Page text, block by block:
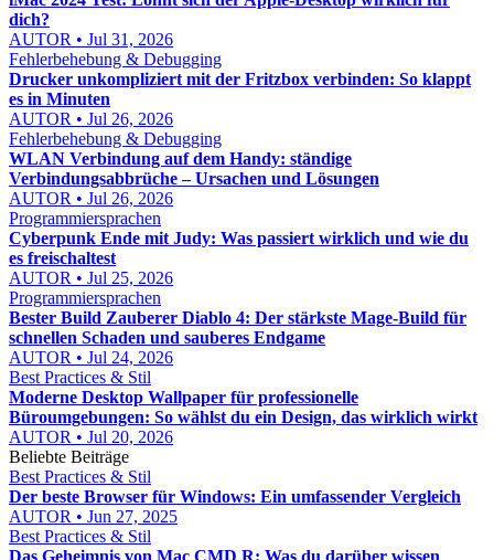
dich?
AUTOR • Jul 31, 2026
Fehlerbehebung & Debugging
Drucker unkompliziert mit der Fritzbox verbinden: So klappt
es in Minuten
AUTOR • Jul 26, 2026
Fehlerbehebung & Debugging
WLAN Verbindung auf dem Handy: ständige
Verbindungsabbrüche – Ursachen und Lösungen
AUTOR • Jul 26, 2026
Programmiersprachen
Cyberpunk Ende mit Judy: Was passiert wirklich und wie du
es freischaltest
AUTOR • Jul 25, 2026
Programmiersprachen
Bester Build Zauberer Diablo 4: Der stärkste Mage-Build für
schnellen Schaden und sauberes Endgame
AUTOR • Jul 24, 2026
Best Practices & Stil
Moderne Desktop Wallpaper für professionelle
Büroumgebungen: So wählst du ein Design, das wirklich wirkt
AUTOR • Jul 20, 2026
Beliebte Beiträge
Best Practices & Stil
Der beste Browser für Windows: Ein umfassender Vergleich
AUTOR • Jun 27, 2025
Best Practices & Stil
Das Geheimnis von Mac CMD R: Was du darüber wissen